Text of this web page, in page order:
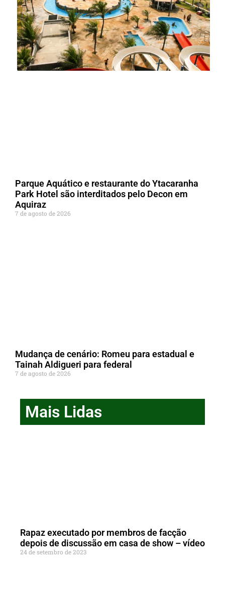
Parque Aquático e restaurante do Ytacaranha
Park Hotel são interditados pelo Decon em
Aquiraz
7 de agosto de 2026
Mudança de cenário: Romeu para estadual e
Tainah Aldigueri para federal
7 de agosto de 2026
Mais Lidas
Rapaz executado por membros de facção
depois de discussão em casa de show – vídeo
24 de setembro de 2023